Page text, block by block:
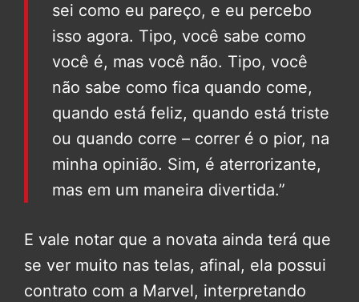
sei como eu pareço, e eu percebo
isso agora. Tipo, você sabe como
você é, mas você não. Tipo, você
não sabe como fica quando come,
quando está feliz, quando está triste
ou quando corre – correr é o pior, na
minha opinião. Sim, é aterrorizante,
mas em um maneira divertida.”
E vale notar que a novata ainda terá que
se ver muito nas telas, afinal, ela possui
contrato com a Marvel, interpretando